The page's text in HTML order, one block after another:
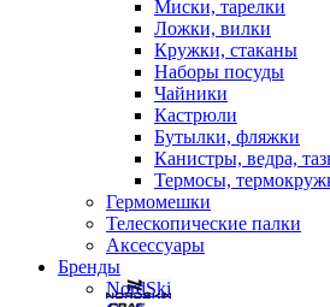
Миски, тарелки
Ложки, вилки
Кружки, стаканы
Наборы посуды
Чайники
Кастрюли
Бутылки, фляжки
Канистры, ведра,
Термосы,
Гермомешки
Телескопические палки
Аксессуары
Бренды
NordSki